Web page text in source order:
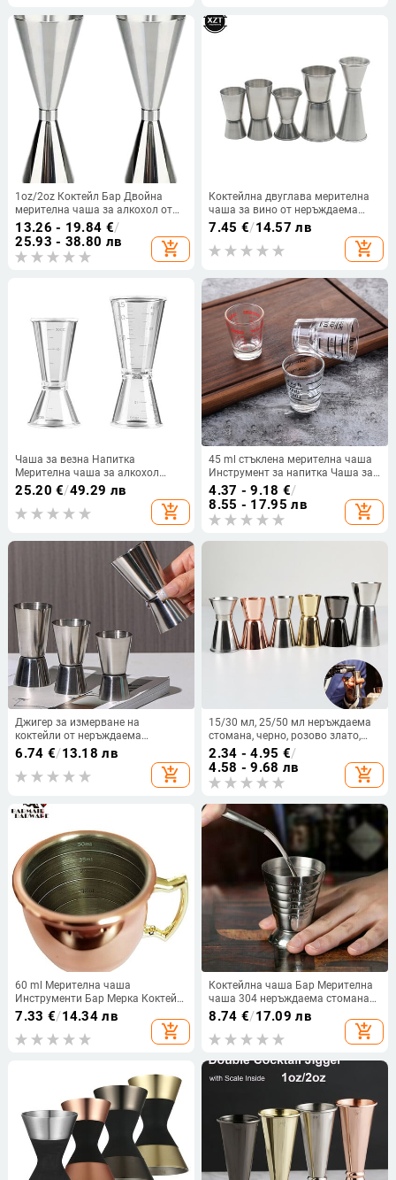
1oz/2oz Коктейл Бар Двойна
мерителна чаша за алкохол от
неръждаема стомана за
домашен бар Аксесоари за парти
клуб Барове Инструменти за
дома
13.26 - 19.84 €/
25.93 - 38.80 лв
add_shopping_cart
Коктейлна двуглава мерителна
чаша за вино от неръждаема
стомана, японски дизайн,
мерителна чаша за спиртни
напитки за домашни аксесоари,
7.45 €/14.57 лв
add_shopping_cart
Чаша за везна Напитка
Мерителна чаша за алкохол
10/20 ml 20/40 ml Шейкър за
коктейли Мерителна чаша
Кухненски бар Инструмент
Кухненски аксесоари Джаджа
25.20 €/49.29 лв
add_shopping_cart
45 ml стъклена мерителна чаша
Инструмент за напитка Чаша за
унции Jigger Bar Смесена чаша за
коктейли Топлоустойчива чаша
за еспресо мерителна купа
4.37 - 9.18 €/
8.55 - 17.95 лв
add_shopping_cart
Джигер за измерване на
коктейли от неръждаема
стомана Двоен шейкър Чаша
Шот Напитка Мярка за спиртни
напитки Джигер Кухненски
6.74 €/13.18 лв
add_shopping_cart
15/30 мл, 25/50 мл неръждаема
стомана, черно, розово злато,
сребро, двоен джигер, мерителна
чаша за коктейли, мерителна
чаша, измервателна лента с
инструменти
2.34 - 4.95 €/
4.58 - 9.68 лв
add_shopping_cart
60 ml Мерителна чаша
Инструменти Бар Мерка Коктейл
Джигер Медно покритие Бар
Инструменти Бар Аксесоар
7.33 €/14.34 лв
add_shopping_cart
Коктейлна чаша Бар Мерителна
чаша 304 неръждаема стомана
Стъклена унция Мярка Jigger
Кухненски барман Бар
инструменти 2,5 унции 75 ml
8.74 €/17.09 лв
add_shopping_cart